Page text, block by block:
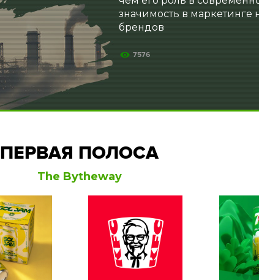
значимость в
брендов
7576
ПЕРВАЯ ПОЛОСА
The Bytheway